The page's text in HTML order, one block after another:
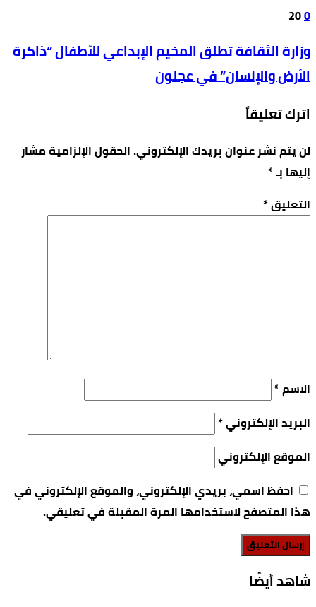
0
20
وزارة الثقافة تطلق المخيم الإبداعي للأطفال “ذاكرة
الأرض والإنسان” في عجلون
اترك تعليقاً
لن يتم نشر عنوان بريدك الإلكتروني.الحقول الإلزامية مشار
إليها بـ*
التعليق*
الاسم*
البريد الإلكتروني*
الموقع الإلكتروني
احفظ اسمي، بريدي الإلكتروني، والموقع الإلكتروني في
هذا المتصفح لاستخدامها المرة المقبلة في تعليقي.
‫شاهد أيضًا‬